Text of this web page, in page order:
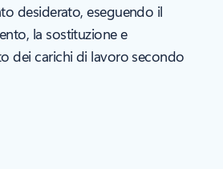
desiderato, eseguendo il
la sostituzione e
dei carichi di lavoro secondo